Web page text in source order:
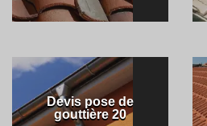
Devis pose de
gouttière 20